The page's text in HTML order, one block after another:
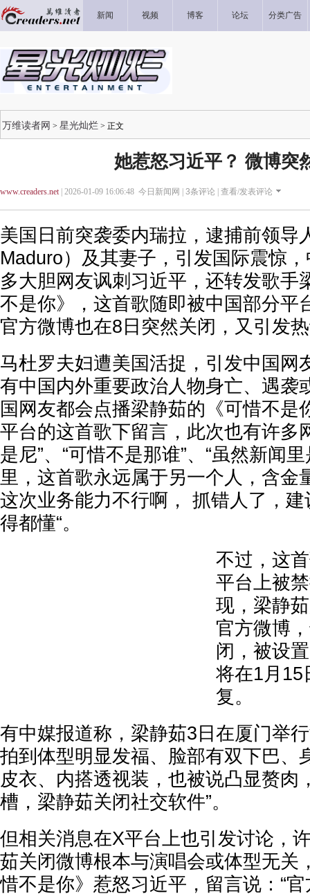
新闻 视频 博客 论坛 分类广告
万维读者网 > 星光灿烂 > 正文
她惹怒习近平？ 微博突
www.creaders.net| 2026-01-09 16:06:48 今日新闻网 | 3条评论 | 查看/发表评论
美国日前突袭委内瑞拉，逮捕前领导
Maduro）及其妻子，引发国际震惊
多大胆网友讽刺习近平，还转发歌手
不是你》，这首歌随即被中国部分平
官方微博也在8日突然关闭，又引发
马杜罗夫妇遭美国活捉，引发中国网
有中国内外重要政治人物身亡、遇袭
国网友都会点播梁静茹的《可惜不是
平台的这首歌下留言，此次也有许多
是尼”、“可惜不是那谁”、“虽然新闻
里，这首歌永远属于另一个人，含金
这次业务能力不行啊， 抓错人了，
得都懂“。
不过，这
平台上被
现，梁静
官方微博
闭，被设
将在1月15
复。
有中媒报道称，梁静茹3日在厦门举
拍到体型明显发福、脸部有双下巴、
皮衣、内搭透视装，也被说凸显赘肉
槽，梁静茹关闭社交软件”。
但相关消息在X平台上也引发讨论，
茹关闭微博根本与演唱会或体型无关
惜不是你》惹怒习近平，留言说：“